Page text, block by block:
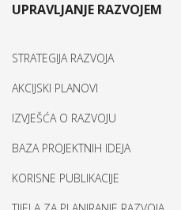
UPRAVLJANJE RAZVOJEM
STRATEGIJA RAZVOJA
AKCIJSKI PLANOVI
IZVJEŠĆA O RAZVOJU
BAZA PROJEKTNIH IDEJA
KORISNE PUBLIKACIJE